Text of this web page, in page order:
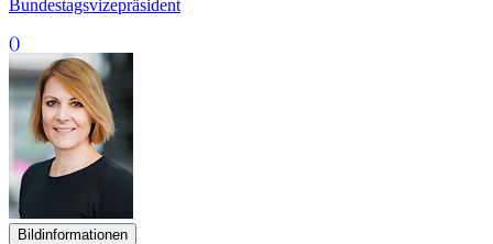
Bundestagsvizepräsident
()
Bildinformationen